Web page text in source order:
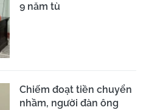
9 năm tù
Chiếm đoạt tiền chuyển
nhầm, người đàn ông